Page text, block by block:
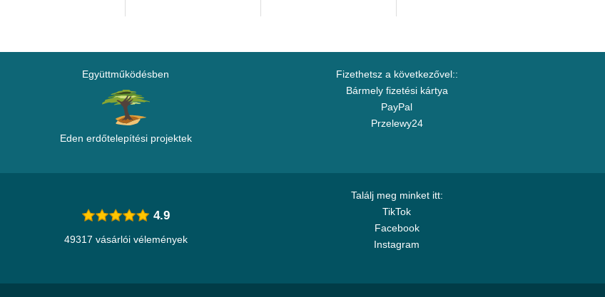
Együttműködésben
Eden erdőtelepítési projektek
Fizethetsz a következővel::
Bármely fizetési kártya
PayPal
Przelewy24
Találj meg minket itt:
TikTok
Facebook
Instagram
4.9
49317 vásárlói vélemények